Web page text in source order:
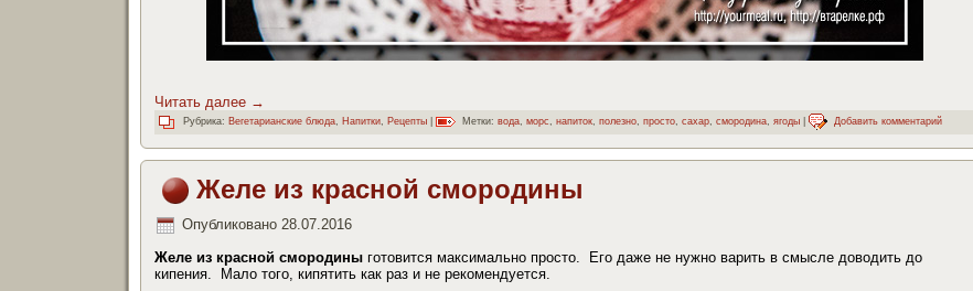
Читать далее →
Рубрика: Вегетарианские блюда, Напитки, Рецепты Метки: вода, морс, напиток, полезно, просто, сахар, смородина, ягоды Добавить комментарий
Желе из красной смородины
Опубликовано 28.07.2016
Желе из красной смородины готовится максимально просто. Его даже не нужно варить в смысле доводить до
кипения. Мало того, кипятить как раз и не рекомендуется.